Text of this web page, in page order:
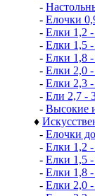
-
- Елочки
- Елки 1,2
- Елки 1,5
- Елки 1,8
- Елки 2,0
- Елки 2,3
- Ели 2,7 -
- Высокие
♦
- Елочки
- Елки 1,2
- Елки 1,5
- Елки 1,8
- Елки 2,0